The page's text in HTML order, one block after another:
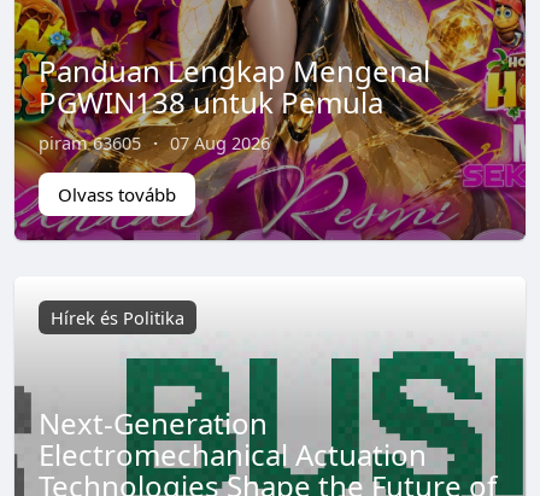
Panduan Lengkap Mengenal
PGWIN138 untuk Pemula
piram 63605 · 07 Aug 2026
Olvass tovább
Hírek és Politika
Next-Generation
Electromechanical Actuation
Technologies Shape the Future of